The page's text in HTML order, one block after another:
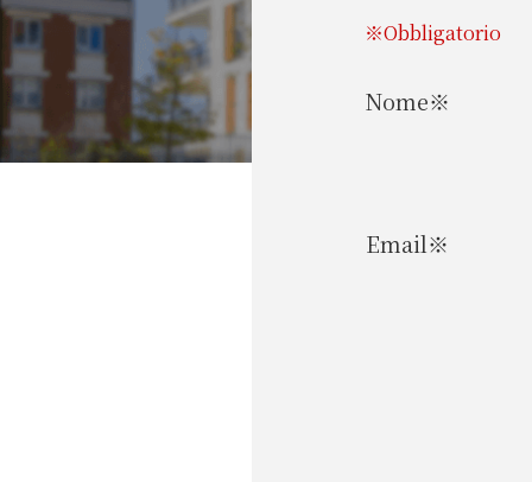
※Obbligatorio
Nome※
Email※